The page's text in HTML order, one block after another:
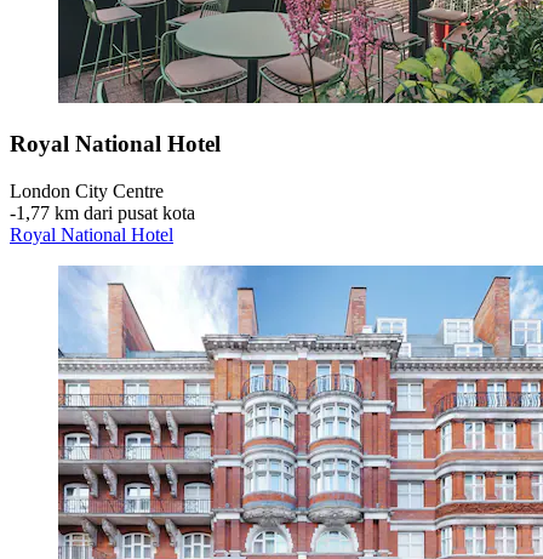
Royal National Hotel
London City Centre
‐1,77 km dari pusat kota
Royal National Hotel